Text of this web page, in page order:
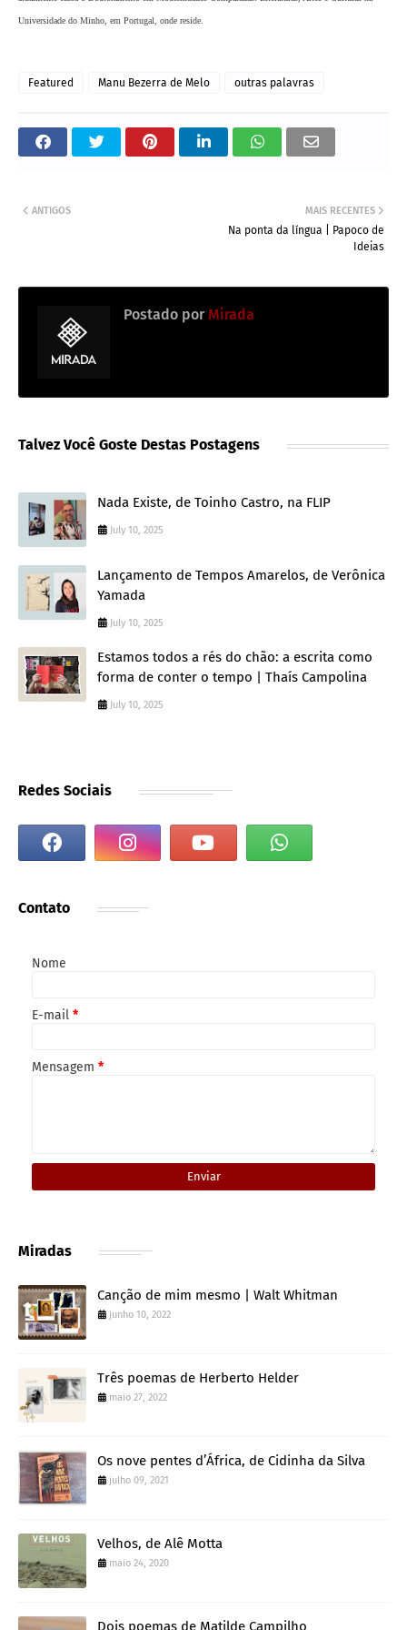
Universidade do Minho, em Portugal, onde reside.
Featured Manu Bezerra de Melo outras palavras
MAIS RECENTES
Na ponta da língua | Papoco de
Ideias
ANTIGOS
Postado por Mirada
Talvez Você Goste Destas Postagens
Nada Existe, de Toinho Castro, na FLIP
July 10, 2025
Lançamento de Tempos Amarelos, de Verônica
Yamada
July 10, 2025
Estamos todos a rés do chão: a escrita como
forma de conter o tempo | Thaís Campolina
July 10, 2025
Redes Sociais
Contato
Nome
E-mail *
Mensagem *
Miradas
Canção de mim mesmo | Walt Whitman
junho 10, 2022
Três poemas de Herberto Helder
maio 27, 2022
Os nove pentes d’África, de Cidinha da Silva
julho 09, 2021
Velhos, de Alê Motta
maio 24, 2020
Dois poemas de Matilde Campilho